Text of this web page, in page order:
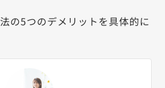
の5つのデメリットを具体的に